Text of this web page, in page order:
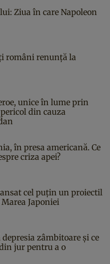
Ziua în care Napoleon
români renunță la
unice în lume prin
din cauza
în presa americană. Ce
criza apei?
cel puțin un proiectil
Japoniei
zâmbitoare și ce
jur pentru a o